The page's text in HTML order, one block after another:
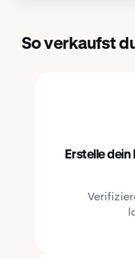
So verkaufst
Erstelle